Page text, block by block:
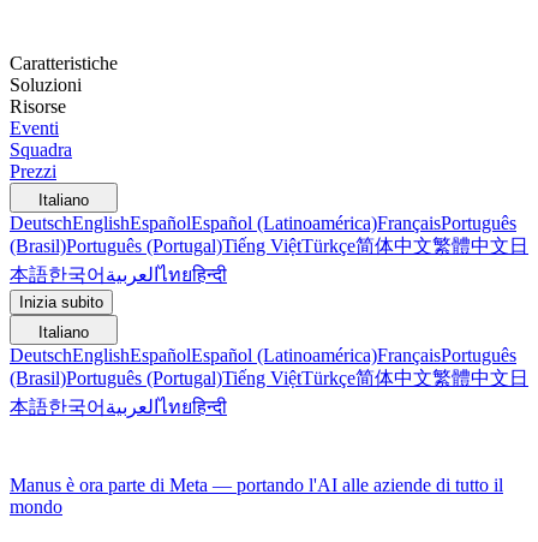
Caratteristiche
Soluzioni
Risorse
Eventi
Squadra
Prezzi
Italiano
DeutschEnglishEspañolEspañol (Latinoamérica)FrançaisPortuguês
(Brasil)Português (Portugal)Tiếng ViệtTürkçe简体中文繁體中文 日
本語한국어 العربيةไทยहिन्दी
Inizia subito
Italiano
DeutschEnglishEspañolEspañol (Latinoamérica)FrançaisPortuguês
(Brasil)Português (Portugal)Tiếng ViệtTürkçe简体中文繁體中文 日
本語한국어 العربيةไทยहिन्दी
Manus è ora parte di Meta — portando l'AI alle aziende di tutto il
mondo